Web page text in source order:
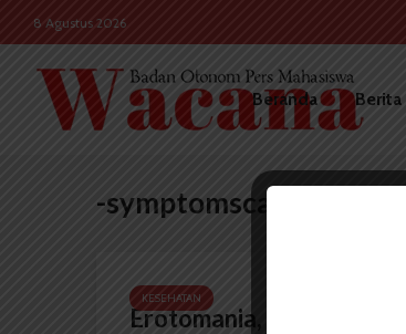
8 Agustus 2026
Beranda Berita
-
KESEHATAN
Erotomania, Delusinya